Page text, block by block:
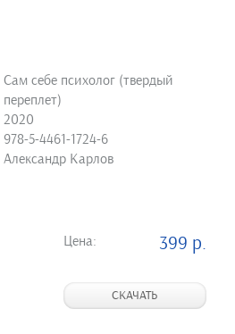
Сам себе психолог (твердый
переплет)
2020
978-5-4461-1724-6
Александр Карлов
Цена: 399 р.
СКАЧАТЬ